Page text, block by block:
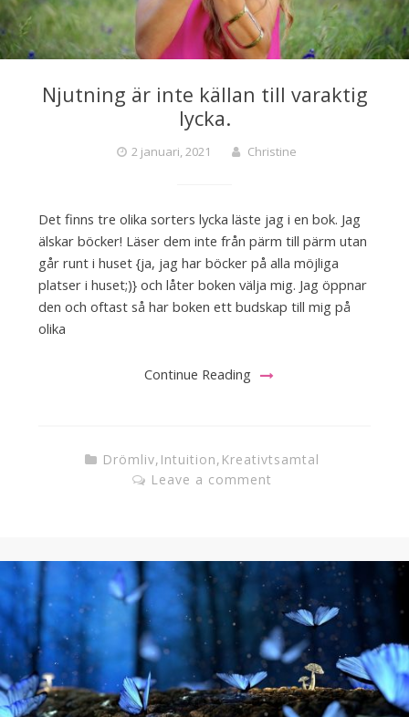
Njutning är inte källan till varaktig
lycka.
2 januari, 2021 Christine
Det finns tre olika sorters lycka läste jag i en bok. Jag
älskar böcker! Läser dem inte från pärm till pärm utan
går runt i huset {ja, jag har böcker på alla möjliga
platser i huset;)} och låter boken välja mig. Jag öppnar
den och oftast så har boken ett budskap till mig på
olika
Continue Reading
Drömliv, Intuition, Kreativtsamtal
Leave a comment